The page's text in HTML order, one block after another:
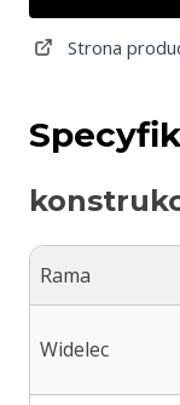
Strona
Rama
Widelec